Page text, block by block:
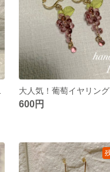
600円